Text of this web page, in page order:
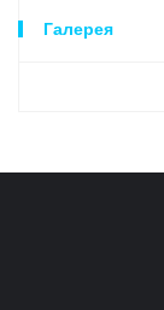
Галерея